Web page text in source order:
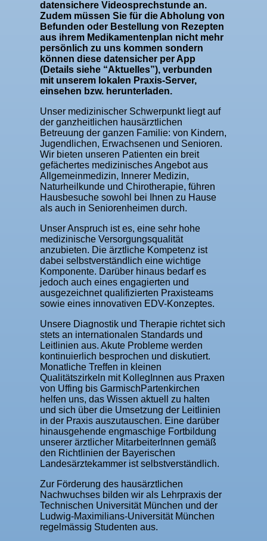
datensichere Videosprechstunde an.
Zudem müssen Sie für die Abholung von
Befunden oder Bestellung von Rezepten
aus ihrem Medikamentenplan nicht mehr
persönlich zu uns kommen sondern
können diese datensicher per App
(Details siehe “Aktuelles”), verbunden
mit unserem lokalen Praxis-Server,
einsehen bzw. herunterladen.
Unser medizinischer Schwerpunkt liegt auf
der ganzheitlichen hausärztlichen
Betreuung der ganzen Familie: von Kindern,
Jugendlichen, Erwachsenen und Senioren.
Wir bieten unseren Patienten ein breit
gefächertes medizinisches Angebot aus
Allgemeinmedizin, Innerer Medizin,
Naturheilkunde und Chirotherapie, führen
Hausbesuche sowohl bei Ihnen zu Hause
als auch in Seniorenheimen durch.
Unser Anspruch ist es, eine sehr hohe
medizinische Versorgungsqualität
anzubieten. Die ärztliche Kompetenz ist
dabei selbstverständlich eine wichtige
Komponente. Darüber hinaus bedarf es
jedoch auch eines engagierten und
ausgezeichnet qualifizierten Praxisteams
sowie eines innovativen EDV-Konzeptes.
Unsere Diagnostik und Therapie richtet sich
stets an internationalen Standards und
Leitlinien aus. Akute Probleme werden
kontinuierlich besprochen und diskutiert.
Monatliche Treffen in kleinen
Qualitätszirkeln mit KollegInnen aus Praxen
von Uffing bis GarmischPartenkirchen
helfen uns, das Wissen aktuell zu halten
und sich über die Umsetzung der Leitlinien
in der Praxis auszutauschen. Eine darüber
hinausgehende engmaschige Fortbildung
unserer ärztlicher MitarbeiterInnen gemäß
den Richtlinien der Bayerischen
Landesärztekammer ist selbstverständlich.
Zur Förderung des hausärztlichen
Nachwuchses bilden wir als Lehrpraxis der
Technischen Universität München und der
Ludwig-Maximilians-Universität München
regelmässig Studenten aus.